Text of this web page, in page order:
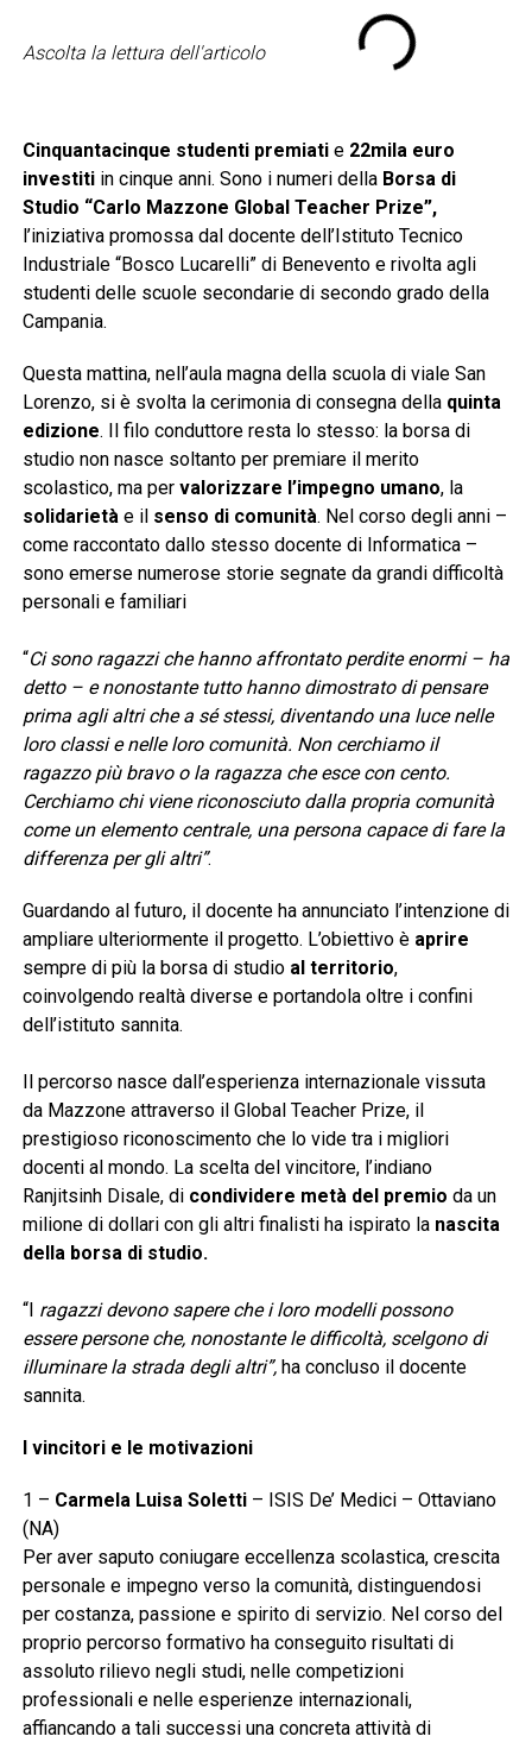
Ascolta la lettura dell'articolo
Cinquantacinque studenti premiati e 22mila euro
investitiin cinque anni. Sono i numeri dellaBorsa di
Studio “Carlo Mazzone Global Teacher Prize”,
l’iniziativa promossa dal docente dell’Istituto Tecnico
Industriale “Bosco Lucarelli” di Benevento e rivolta agli
studenti delle scuole secondarie di secondo grado della
Campania.
Questa mattina, nell’aula magna della scuola di viale San
Lorenzo, si è svolta la cerimonia di consegna della quinta
edizione. Il filo conduttore resta lo stesso: la borsa di
studio non nasce soltanto per premiare il merito
scolastico, ma per valorizzare l’impegno umano, la
solidarietàe il senso di comunità. Nel corso degli anni –
come raccontato dallo stesso docente di Informatica –
sono emerse numerose storie segnate da grandi difficoltà
personali e familiari
“Ci sono ragazzi che hanno affrontato perdite enormi – ha
detto – e nonostante tutto hanno dimostrato di pensare
prima agli altri che a sé stessi, diventando una luce nelle
loro classi e nelle loro comunità. Non cerchiamo il
ragazzo più bravo o la ragazza che esce con cento.
Cerchiamo chi viene riconosciuto dalla propria comunità
come un elemento centrale, una persona capace di fare la
differenza per gli altri”.
Guardando al futuro, il docente ha annunciato l’intenzione di
ampliare ulteriormente il progetto. L’obiettivo è aprire
sempre di più la borsa di studio al territorio,
coinvolgendo realtà diverse e portandola oltre i confini
dell’istituto sannita.
Il percorso nasce dall’esperienza internazionale vissuta
da Mazzone attraverso il Global Teacher Prize, il
prestigioso riconoscimento che lo vide tra i migliori
docenti al mondo. La scelta del vincitore, l’indiano
Ranjitsinh Disale, dicondividere metà del premio da un
milione di dollari con gli altri finalisti ha ispirato la nascita
della borsa di studio.
“I ragazzi devono sapere che i loro modelli possono
essere persone che, nonostante le difficoltà, scelgono di
illuminare la strada degli altri”, ha concluso il docente
sannita.
I vincitori e le motivazioni
1 – Carmela Luisa Soletti – ISIS De’ Medici – Ottaviano
(NA)
Per aver saputo coniugare eccellenza scolastica, crescita
personale e impegno verso la comunità, distinguendosi
per costanza, passione e spirito di servizio. Nel corso del
proprio percorso formativo ha conseguito risultati di
assoluto rilievo negli studi, nelle competizioni
professionali e nelle esperienze internazionali,
affiancando a tali successi una concreta attività di